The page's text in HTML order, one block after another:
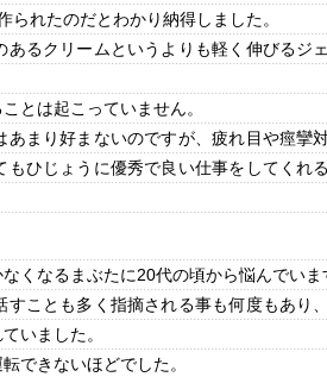
れたのだとわかり納得しました。
るクリームというよりも軽く伸びるジ
とは起こっていません。
まり好まないのですが、疲れ目や痙攣
ひじょうに優秀で良い仕事をしてくれ
くなるまぶたに20代の頃から悩んでいま
ことも多く指摘される事も何度もあり
いました。
できないほどでした。